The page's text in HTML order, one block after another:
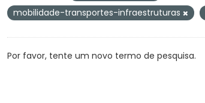
mobilidade-transportes-infraestruturas
Por favor, tente um novo termo de pesquisa.